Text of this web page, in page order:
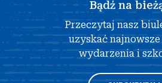
Bądź na
Przeczytaj nasz
uzyskać najnowsze
wydarzenia i